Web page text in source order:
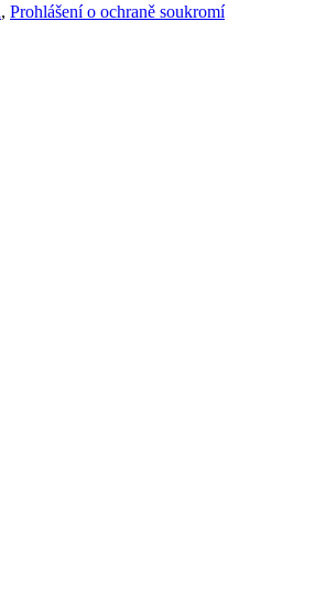
, Prohlášení o ochraně soukromí